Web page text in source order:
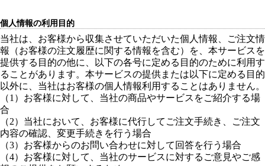
個人情報の利用目的
当社は、お客様から収集させていただいた個人情報、ご注文情
報（お客様の注文履歴に関する情報を含む）を、本サービスを
提供する目的の他に、以下の各号に定める目的のために利用す
ることがあります。本サービスの提供または以下に定める目的
以外に、当社はお客様の個人情報利用することはありません。
（1）お客様に対して、当社の商品やサービスをご紹介する場
合
（2）当社において、お客様に代行してご注文手続き、ご注文
内容の確認、変更手続きを行う場合
（3）お客様からのお問い合わせに対して回答を行う場合
（4）お客様に対して、当社のサービスに対するご意見やご感